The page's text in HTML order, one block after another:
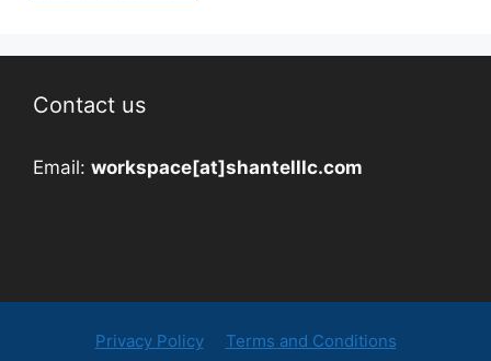
Contact us
Email: workspace[at]shantelllc.com
Privacy Policy Terms and Conditions